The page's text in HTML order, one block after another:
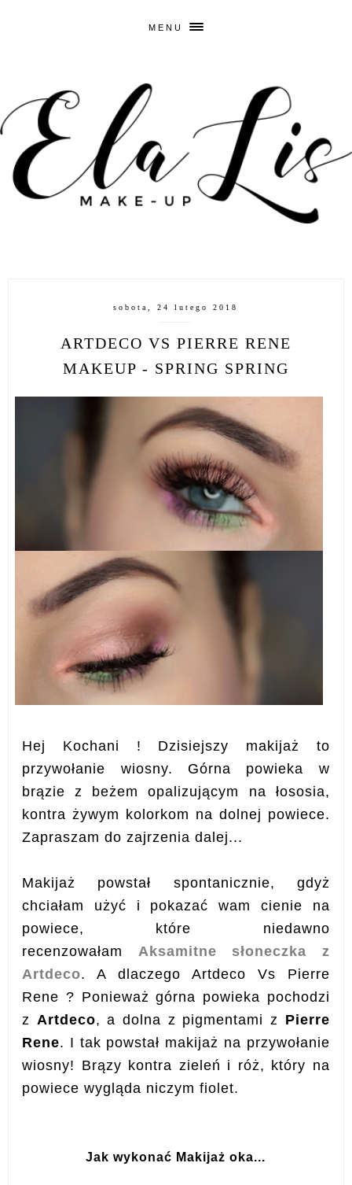
MENU
sobota, 24 lutego 2018
ARTDECO VS PIERRE RENE
MAKEUP - SPRING SPRING
Hej Kochani ! Dzisiejszy makijaż to
przywołanie wiosny. Górna powieka w
brązie z beżem opalizującym na łososia,
kontra żywym kolorkom na dolnej powiece.
Zapraszam do zajrzenia dalej...
Makijaż powstał spontanicznie, gdyż
chciałam użyć i pokazać wam cienie na
powiece, które niedawno
recenzowałam Aksamitne słoneczka z
Artdeco. A dlaczego Artdeco Vs Pierre
Rene ? Ponieważ górna powieka pochodzi
z Artdeco, a dolna z pigmentami z Pierre
Rene. I tak powstał makijaż na przywołanie
wiosny! Brązy kontra zieleń i róż, który na
powiece wygląda niczym fiolet.
Jak wykonać Makijaż oka...